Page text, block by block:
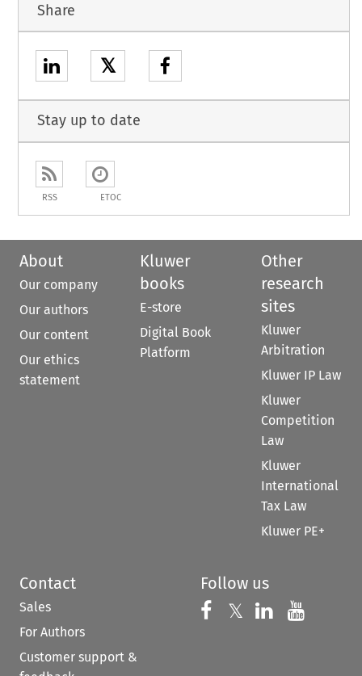
Share
𝕏
Stay up to date
RSS ETOC
About
Our company
Our authors
Our content
Our ethics
statement
Kluwer
books
E-store
Digital Book
Platform
Other
research
sites
Kluwer
Arbitration
Kluwer IP Law
Kluwer
Competition
Law
Kluwer
International
Tax Law
Kluwer PE+
Contact
Sales
For Authors
Customer support &
Follow us
Follow us on
𝕏 Follow us on
Follow us